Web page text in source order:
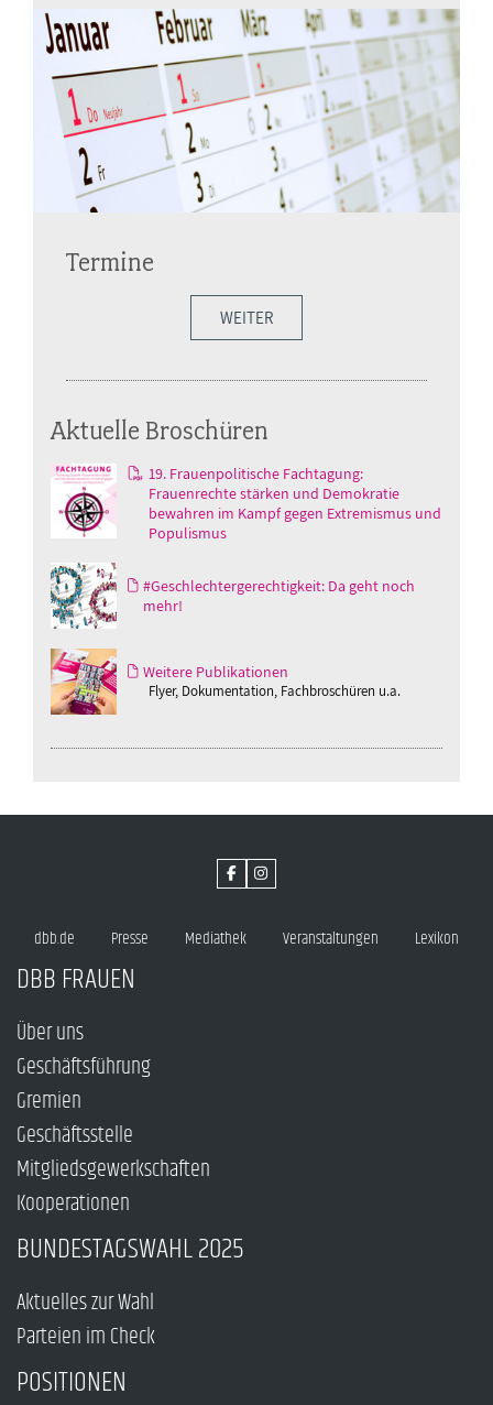
Termine
WEITER
Aktuelle Broschüren
19. Frauenpolitische Fachtagung:
Frauenrechte stärken und Demokratie
bewahren im Kampf gegen Extremismus und
Populismus
#Geschlechtergerechtigkeit: Da geht noch
mehr!
Weitere Publikationen
Flyer, Dokumentation, Fachbroschüren u.a.
dbb.de Presse Mediathek Veranstaltungen Lexikon
DBB FRAUEN
Über uns
Geschäftsführung
Gremien
Geschäftsstelle
Mitgliedsgewerkschaften
Kooperationen
BUNDESTAGSWAHL 2025
Aktuelles zur Wahl
Parteien im Check
POSITIONEN